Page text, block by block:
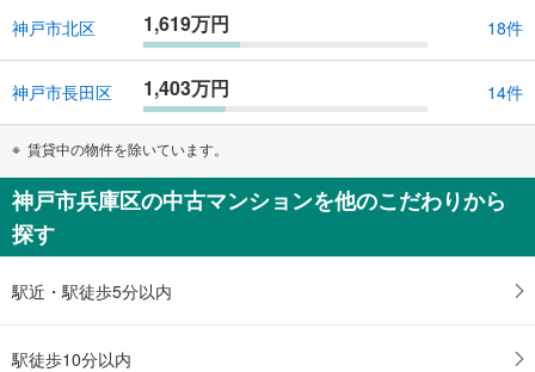
神戸市北区 1,619万円 18件
神戸市長田区 1,403万円 14件
賃貸中の物件を除いています。
神戸市兵庫区の中古マンションを他のこだわりから
探す
駅近・駅徒歩5分以内
駅徒歩10分以内